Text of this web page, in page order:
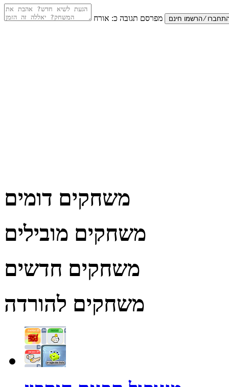
מפרסם תגובה כ: אורח
משחקים דומים
משחקים מובילים
משחקים חדשים
משחקים להורדה